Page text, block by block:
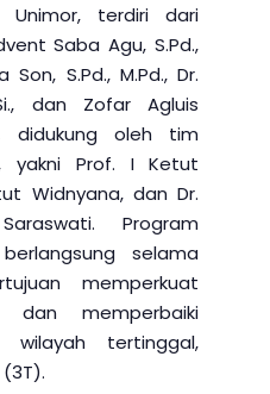
Unimor, terdiri dari
Saba Agu, S.Pd.,
Son, S.Pd., M.Pd., Dr.
dan Zofar Agluis
didukung oleh tim
yakni Prof. I Ketut
Widnyana, dan Dr.
Program
berlangsung selama
memperkuat
dan memperbaiki
tertinggal,